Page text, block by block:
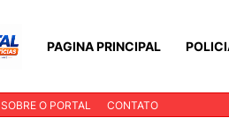
PAGINA PRINCIPAL
SOBRE O PORTAL CONTATO